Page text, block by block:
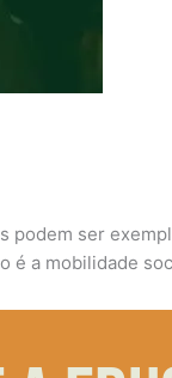
ser
a mobilidade